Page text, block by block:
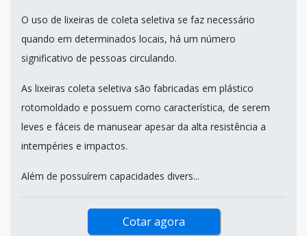
O uso de lixeiras de coleta seletiva se faz necessário
quando em determinados locais, há um número
significativo de pessoas circulando.
As lixeiras coleta seletiva são fabricadas em plástico
rotomoldado e possuem como característica, de serem
leves e fáceis de manusear apesar da alta resistência a
intempéries e impactos.
Além de possuírem capacidades divers...
Cotar agora